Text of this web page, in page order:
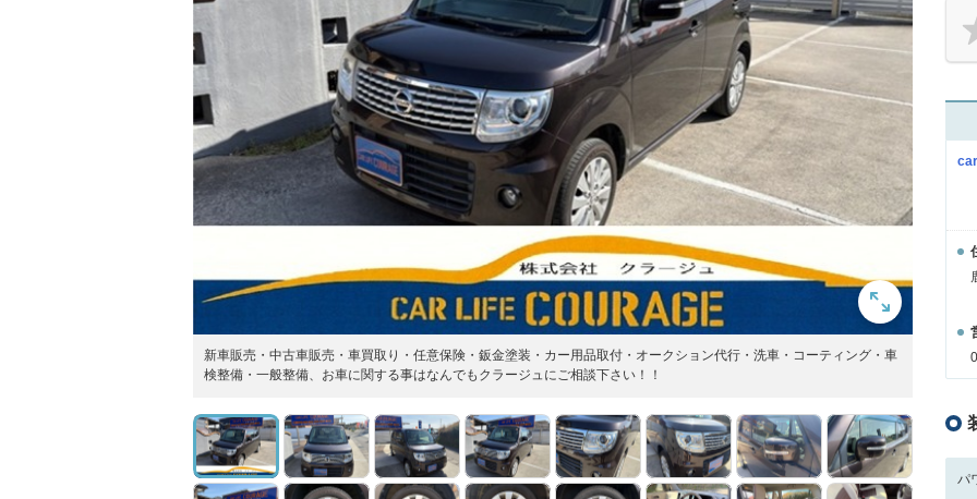
新車販売・中古車販売・車買取り・任意保険・鈑金塗装・カー用品取付・オークション代行・洗車・コーティング・車
検整備・一般整備、お車に関する事はなんでもクラージュにご相談下さい！！
パ